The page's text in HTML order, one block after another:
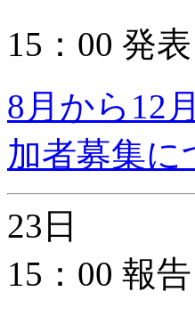
15：00 発表
8月から12
加者募集に
23日
15：00 報告